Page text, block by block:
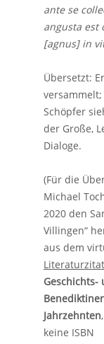
ante se
angusta est
[agnus] in
Übersetzt:
Schöpfer
der Große,
Dialoge.
(Für die
Michael
2020 den
Villingen“
aus dem
Literaturzitat
Geschichts-
Jahrzehnten
keine ISBN